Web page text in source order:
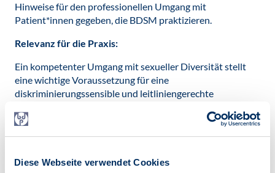
Diese Webseite verwendet Cookies
Hinweise für den professionellen Umgang mit
Patient*innen gegeben, die BDSM praktizieren.
Relevanz für die Praxis:
Ein kompetenter Umgang mit sexueller Diversität stellt
eine wichtige Voraussetzung für eine
diskriminierungssensible und leitliniengerechte
dabei, Unsicherheiten abzubauen und ihre
Handlungssicherheit im klinischen Alltag zu erhöhen.
Termin: 26.05.2026